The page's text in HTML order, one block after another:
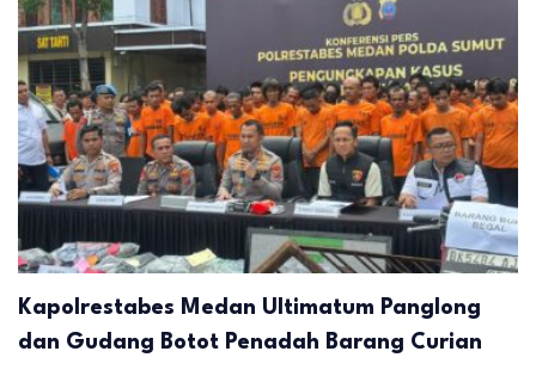
Kapolrestabes Medan Ultimatum Panglong
dan Gudang Botot Penadah Barang Curian